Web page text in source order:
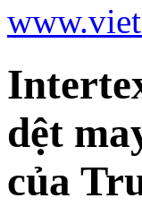
dệt
của